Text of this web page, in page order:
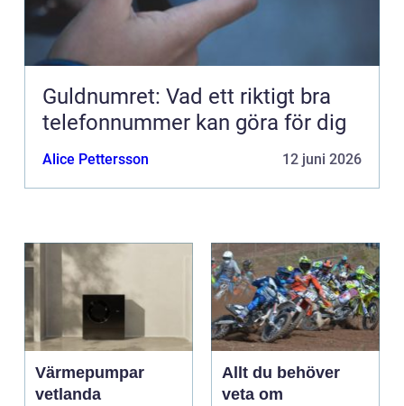
Guldnumret: Vad ett riktigt bra
telefonnummer kan göra för dig
Alice Pettersson 12 juni 2026
Värmepumpar
vetlanda
Allt du behöver
veta om